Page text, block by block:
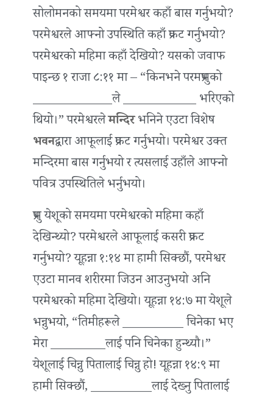
सोलोमनको समयमा परमेश्वर कहाँ बास गर्नुभयो?
परमेश्वरले आफ्नो उपस्थिति कहाँ प्रकट गर्नुभयो?
परमेश्वरको महिमा कहाँ देखियो? यसको जवाफ
पाइन्छ १ राजा ८:११ मा – “किनभने परमप्रभुको
_____________ले ____________ भरिएको
थियो।” परमेश्वरलेमन्दिरभनिने एउटा विशेष
भवनद्वारा आफूलाई प्रकट गर्नुभयो। परमेश्वर उक्त
मन्दिरमा बास गर्नुभयो र त्यसलाई उहाँले आफ्नो
पवित्र उपस्थितिले भर्नुभयो।
प्रभु येशूको समयमा परमेश्वरको महिमा कहाँ
देखिन्थ्यो? परमेश्वरले आफूलाई कसरी प्रकट
गर्नुभयो? यूहन्ना १:१४ मा हामी सिक्छौं, परमेश्वर
एउटा मानव शरीरमा जिउन आउनुभयो अनि
परमेश्वरको महिमा देखियो। यूहन्ना १४:७ मा येशूले
भन्नुभयो, “तिमीहरूले __________ चिनेका भए
मेरा _________लाई पनि चिनेका हुन्थ्यौ।”
येशूलाई चिन्नु पितालाई चिन्नु हो! यूहन्ना १४:९ मा
हामी सिक्छौं, __________लाई देख्‍नु पितालाई